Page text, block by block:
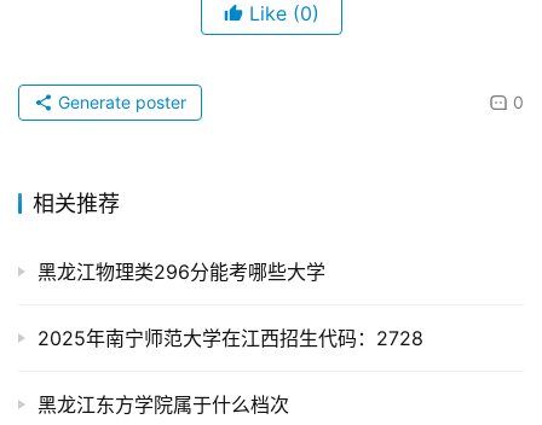
Like (0)
0
Generate poster
相关推荐
黑龙江物理类296分能考哪些大学
2025年南宁师范大学在江西招生代码：2728
黑龙江东方学院属于什么档次